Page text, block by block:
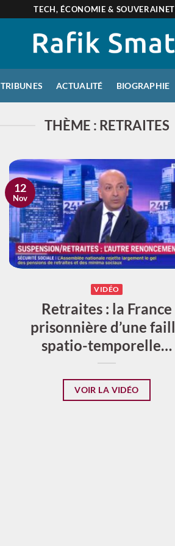
TECH, ÉCONOMIE &
TRIBUNES ACTUALITÉ BIOGRAPHIE
THÈME : RETRAITES
VIDÉO
Retraites : la France
prisonnière d’une
spatio-temporelle…
VOIR LA VIDÉO
12
Nov